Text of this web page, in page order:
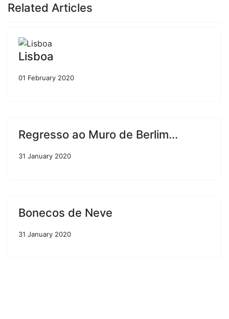
Related Articles
Lisboa
01 February 2020
Regresso ao Muro de Berlim...
31 January 2020
Bonecos de Neve
31 January 2020